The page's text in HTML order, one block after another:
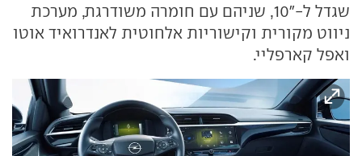
שגדל ל-"10, שניהם עם חומרה משודרגת, מערכת
ניווט מקורית וקישוריות אלחוטית לאנדרואיד אוטו
ואפל קארפליי.